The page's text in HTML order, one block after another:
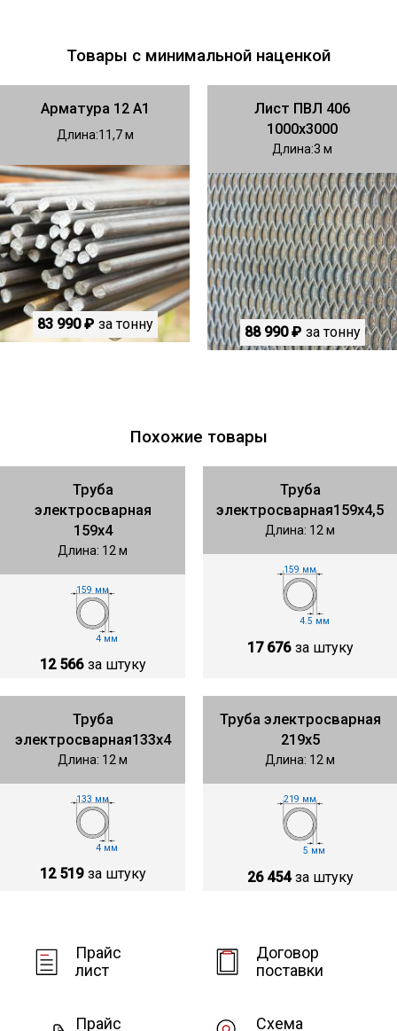
Товары с минимальной наценкой
Арматура 12 А1
Длина 11,7
83 990 ₽ за тонну
Лист ПВЛ 406
1000х3000
Длина 3
88 990 ₽ за тонну
Похожие товары
Труба
электросварная
159х4
Длина: 12 м
159 мм
4 мм
12 566 за штуку
Труба
электросварная159х4,5
Длина: 12 м
159 мм
4.5 мм
17 676 за штуку
Труба
электросварная133х4
Длина: 12 м
133 мм
4 мм
12 519 за штуку
Труба электросварная
219х5
Длина: 12 м
219 мм
5 мм
26 454 за штуку
Прайс
лист
Договор
поставки
Прайс
Схема